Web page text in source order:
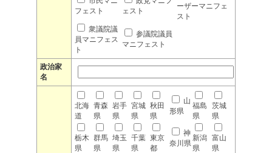
フェスト
ェスト
ーザーマニフェ
スト
衆議院議
員マニフェス
ト
参議院議員
マニフェスト
政治家
名
北海
道
青森
県
岩手
県
宮城
県
秋田
県
山
形県
福島
県
茨城
県
栃木
県
群馬
県
埼玉
県
千葉
県
東京
都
神
奈川県
新潟
県
富山
県